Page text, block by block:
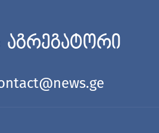
აგრეგატორი